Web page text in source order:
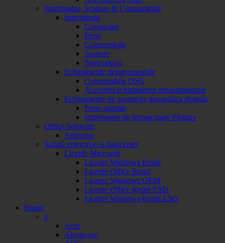
Imprimante, Scanere & Consumabile
Imprimante
Copiatoare
Piese
Consumabile
Scanere
Networking
Echipamente departamentale
Consumabile OSG
Accesorii echipamente departamentale
Echipamente de productie tipografica digitala
Prese digitale
Imprimante de format mare Plottare
Office Software
Antivirus
Solutii enterprise si datacenter
Licente Microsoft
Licente Windows Retail
Licente Office Retail
Licente Windows OEM
Licente Office Retail ESD
Licente Windows Retail ESD
Brand
a
Acer
Alienware